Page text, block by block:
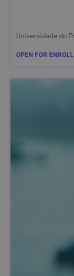
Universidade do
OPEN FOR